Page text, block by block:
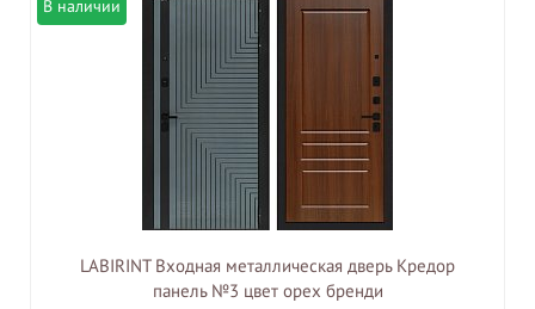
В наличии
LABIRINT Входная металлическая дверь Кредор
панель №3 цвет орех бренди